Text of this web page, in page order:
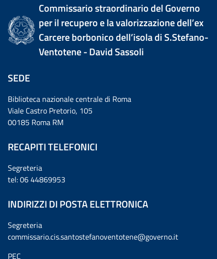
Commissario straordinario del Governo
per il recupero e la valorizzazione dell’ex
Carcere borbonico dell’isola di S.Stefano-
Ventotene - David Sassoli
SEDE
Biblioteca nazionale centrale di Roma
Viale Castro Pretorio, 105
00185 Roma RM
RECAPITI TELEFONICI
Segreteria
tel: 06 44869953
INDIRIZZI DI POSTA ELETTRONICA
Segreteria
commissario.cis.santostefanoventotene@governo.it
PEC